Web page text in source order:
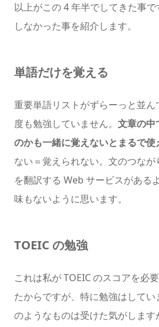
以上がこの 4 年半でしてきた事
しなかった事を紹介します。
単語だけを覚える
重要単語リストがずらーっと並
度も勉強していません。 文章の中
のかも一緒に覚えないとまるで使
ない＝覚えられない。文のつな
を翻訳する Web サービスがある
味もないように思います。
TOEIC の勉強
これは私が TOEIC のスコアを必
たからですが、特に勉強はして
のようなものは受けた気がしま